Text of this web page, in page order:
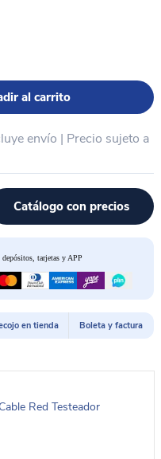
al carrito
envío | Precio sujeto a
Catálogo con precios
depósitos, tarjetas y APP
en tienda Boleta y factura